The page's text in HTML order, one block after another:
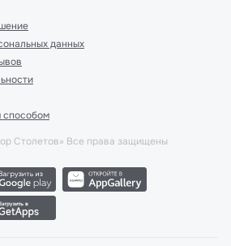
данных
способом
Столетов» Все права защищены